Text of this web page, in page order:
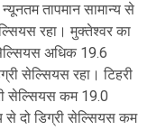
तापमान सामान्य से
रहा। मुक्तेश्वर का
अधिक 19.6
सेल्सियस रहा। टिहरी
सेल्सियस कम 19.0
से दो डिग्री सेल्सियस कम